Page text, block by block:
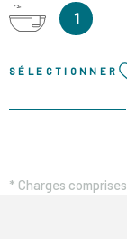
Honoraires de visite
lieux : 156€ Dépôt
1
SÉLECTIONNER
* Charges comprises